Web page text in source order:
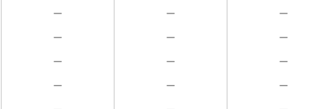
－
－
－
－
－
－
－
－
－
－
－
－